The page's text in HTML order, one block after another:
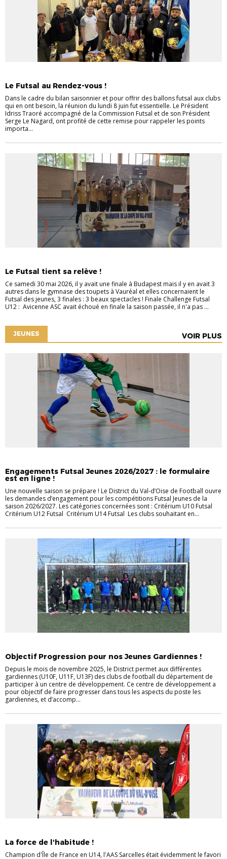
Le Futsal au Rendez-vous !
Dans le cadre du bilan saisonnier et pour offrir des ballons futsal aux clubs
qui en ont besoin, la réunion du lundi 8 juin fut essentielle. Le Président
Idriss Traoré accompagné de la Commission Futsal et de son Président
Serge Le Nagard, ont profité de cette remise pour rappeler les points
importa...
Le Futsal tient sa relève !
Ce samedi 30 mai 2026, il y avait une finale à Budapest mais il y en avait 3
autres dans le gymnase des toupets à Vauréal et elles concernaient le
Futsal des jeunes, 3 finales : 3 beaux spectacles ! Finale Challenge Futsal
U12 : Avicenne ASC avait échoué en finale la saison passée, il n'a pas ...
JEUNES VOIR PLUS
Engagements Futsal Jeunes 2026/2027 : le formulaire
est en ligne !
Une nouvelle saison se prépare ! Le District du Val-d’Oise de Football ouvre
les demandes d’engagement pour les compétitions Futsal Jeunes de la
saison 2026/2027. Les catégories concernées sont : Critérium U10 Futsal
Critérium U12 Futsal Critérium U14 Futsal Les clubs souhaitant en...
Objectif Progression pour nos Jeunes Gardiennes !
Depuis le mois de novembre 2025, le District permet aux différentes
gardiennes (U10F, U11F, U13F) des clubs de football du département de
participer à un centre de développement. Ce centre de développement a
pour objectif de faire progresser dans tous les aspects du poste les
gardiennes, et d’accomp...
La force de l'habitude !
Champion d'Île de France en U14, l'AAS Sarcelles était évidemment le favori